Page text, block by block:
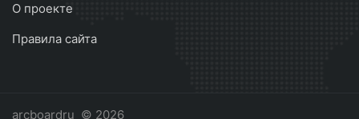
О проекте
Правила сайта
arcboardru © 2026